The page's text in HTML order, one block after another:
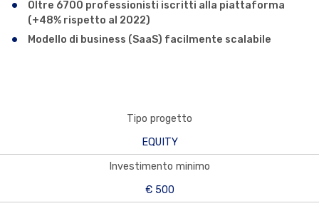
Oltre 6700 professionisti iscritti alla piattaforma
(+48% rispetto al 2022)
Modello di business (SaaS) facilmente scalabile
Tipo progetto
EQUITY
Investimento minimo
€ 500